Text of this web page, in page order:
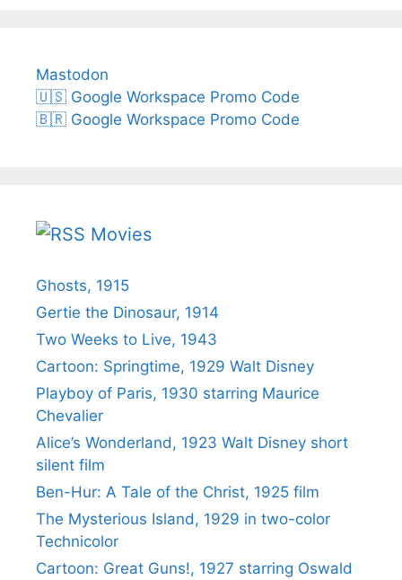
Mastodon
🇺🇸 Google Workspace Promo Code
🇧🇷 Google Workspace Promo Code
Movies
Ghosts, 1915
Gertie the Dinosaur, 1914
Two Weeks to Live, 1943
Cartoon: Springtime, 1929 Walt Disney
Playboy of Paris, 1930 starring Maurice
Chevalier
Alice’s Wonderland, 1923 Walt Disney short
silent film
Ben-Hur: A Tale of the Christ, 1925 film
The Mysterious Island, 1929 in two-color
Technicolor
Cartoon: Great Guns!, 1927 starring Oswald